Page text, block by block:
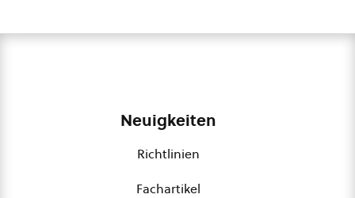
Neuigkeiten
Richtlinien
Fachartikel